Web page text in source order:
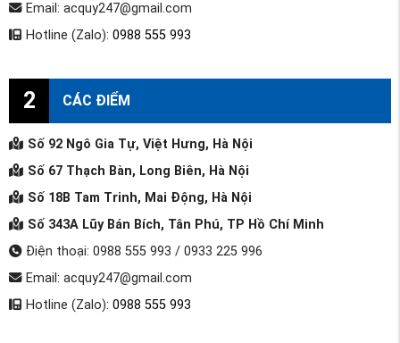
Email: acquy247@gmail.com
Hotline (Zalo): 0988 555 993
2 CÁC ĐIỂM
Số 92 Ngô Gia Tự, Việt Hưng, Hà Nội
Số 67 Thạch Bàn, Long Biên, Hà Nội
Số 18B Tam Trinh, Mai Động, Hà Nội
Số 343A Lũy Bán Bích, Tân Phú, TP Hồ Chí Minh
Điện thoại: 0988 555 993 / 0933 225 996
Email: acquy247@gmail.com
Hotline (Zalo): 0988 555 993